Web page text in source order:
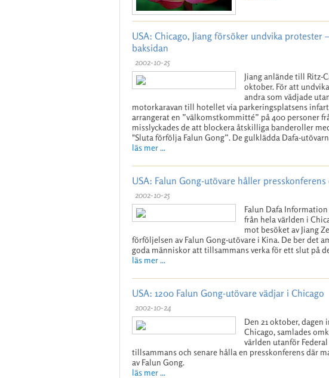
USA: Chicago, Jiang försöker undvika
baksidan
2002-10-25
Jiang anlände till Ritz-
oktober. För att
andra som vädjade
motorkaravan till hotellet via parkeringsplatsens
arrangerat en ”välkomstkommitté” på 400 personer
misslyckades de att blockera åtskilliga banderoller
"Sluta förfölja Falun Gong”. De gulklädda Dafa-
läs mer ...
USA: Falun Gong-utövare håller
2002-10-25
Falun Dafa
från hela världen i
mot besöket av Jiang
förföljelsen av Falun Gong-utövare i Kina. De ber det
goda människor att tillsammans verka för ett slut på
läs mer ...
USA: 1200 Falun Gong-utövare vädjar i Chicago
2002-10-24
Den 21 oktober,
Chicago, samlades
världen utanför
tillsammans och senare hålla en presskonferens där
av Falun Gong.
läs mer ...